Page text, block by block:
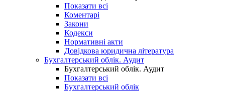
Показати всі
Коментарі
Закони
Кодекси
Нормативні акти
Довідкова юридична література
Бухгалтерський облік. Аудит
Бухгалтерський облік. Аудит
Показати всі
Бухгалтерський облік